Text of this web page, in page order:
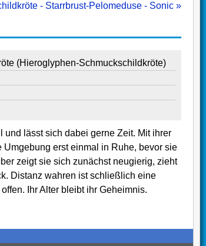
- Starrbrust-Pelomeduse - Sonic »
(Hieroglyphen-Schmuckschildkröte)
lässt sich dabei gerne Zeit. Mit ihrer
erst einmal in Ruhe, bevor sie
zeigt sie sich zunächst neugierig, zieht
Distanz wahren ist schließlich eine
Ihr Alter bleibt ihr Geheimnis.